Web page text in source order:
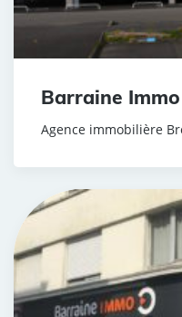
Barraine
Agence immobilière